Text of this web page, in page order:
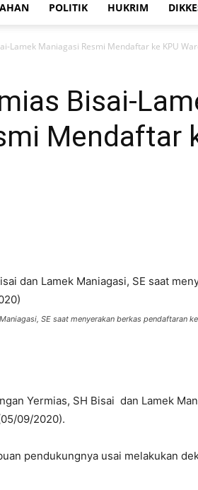
POLITIK HUKRIM
Lamek Maniagasi Resmi Mendaftar ke KPU
Bisai-
Mendaftar
SE saat menyerakan berkas pendaftaran
Yermias, SH Bisai dan Lamek
09/2020).
pendukungnya usai melakukan